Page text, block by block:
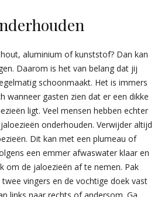
aluminium of kunststof? Dan kan
Daarom is het van belang dat jij
schoonmaakt. Het is immers
wanneer gasten zien dat er een dikke
ligt. Veel mensen hebben echter
onderhouden. Verwijder altijd
Dit kan met een plumeau of
een emmer afwaswater klaar en
om de jaloezieën af te nemen. Pak
vingers en de vochtige doek vast